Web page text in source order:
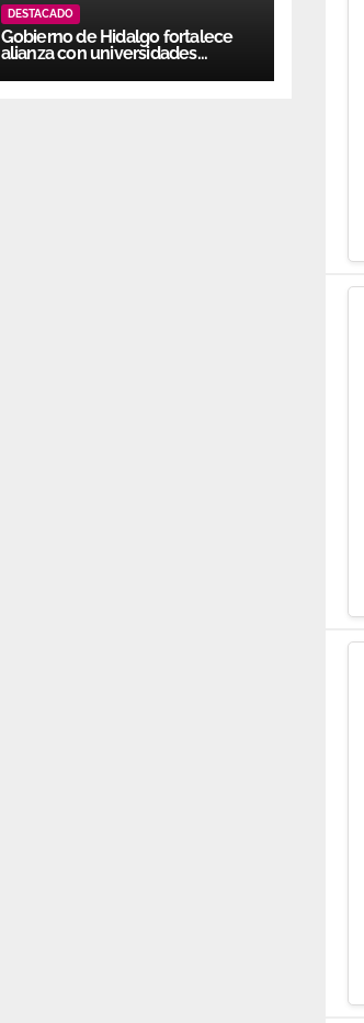
DESTACADO
Gobierno de Hidalgo fortalece
alianza con universidades